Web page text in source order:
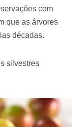
com
que as árvores
décadas.
silvestres